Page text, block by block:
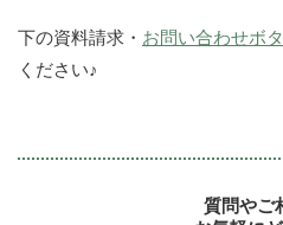
下の資料請求・ お問い合わせボ
ください♪
質問やご